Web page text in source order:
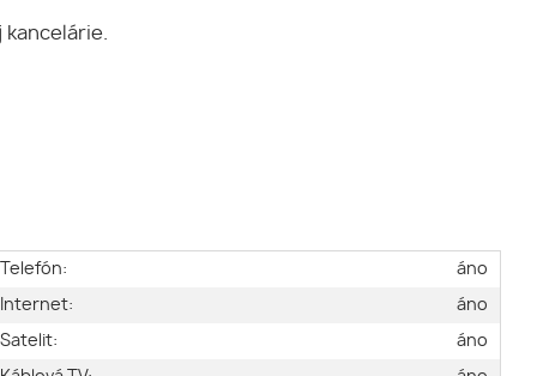
Telefón:
áno
Internet:
áno
Satelit:
áno